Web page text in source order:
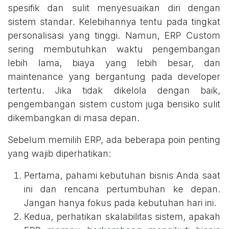
spesifik dan sulit menyesuaikan diri dengan
sistem standar. Kelebihannya tentu pada tingkat
personalisasi yang tinggi. Namun, ERP Custom
sering membutuhkan waktu pengembangan
lebih lama, biaya yang lebih besar, dan
maintenance yang bergantung pada developer
tertentu. Jika tidak dikelola dengan baik,
pengembangan sistem custom juga berisiko sulit
dikembangkan di masa depan.
Sebelum memilih ERP, ada beberapa poin penting
yang wajib diperhatikan:
Pertama, pahami kebutuhan bisnis Anda saat
ini dan rencana pertumbuhan ke depan.
Jangan hanya fokus pada kebutuhan hari ini.
Kedua, perhatikan skalabilitas sistem, apakah